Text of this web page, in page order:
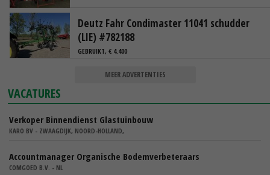
Deutz Fahr Condimaster 11041 schudder
(LIE) #782188
GEBRUIKT, € 4.400
MEER ADVERTENTIES
VACATURES
Verkoper Binnendienst Glastuinbouw
KARO BV - ZWAAGDIJK, NOORD-HOLLAND,
Accountmanager Organische Bodemverbeteraars
COMGOED B.V. - NL